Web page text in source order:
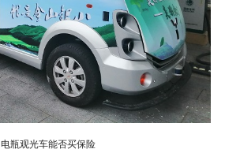
电瓶观光车能否买保险